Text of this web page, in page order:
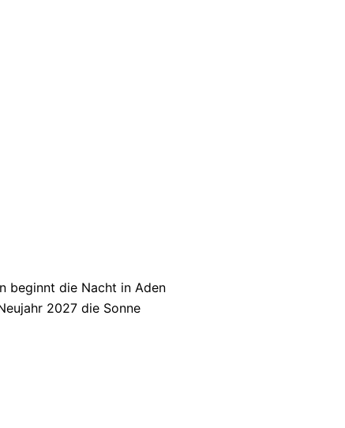
beginnt die Nacht in Aden
2027 die Sonne